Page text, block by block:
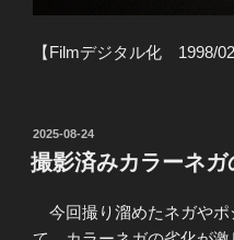
【Filmデジタル化 1998/02
投
稿
日:
2025-08-24
撮影済みカラーネガ
今回撮り溜めたネガやポ